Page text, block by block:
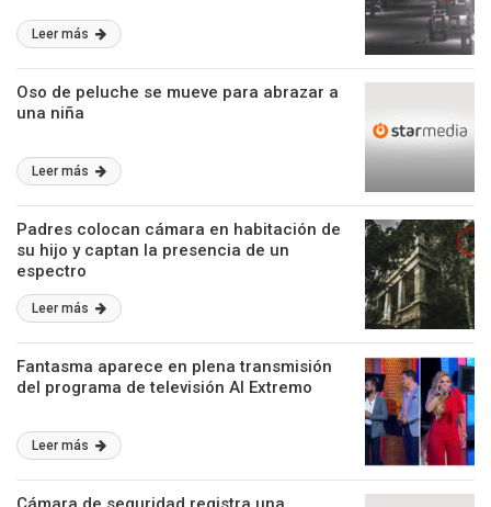
Leer más
Oso de peluche se mueve para abrazar a
una niña
Leer más
Padres colocan cámara en habitación de
su hijo y captan la presencia de un
espectro
Leer más
Fantasma aparece en plena transmisión
del programa de televisión Al Extremo
Leer más